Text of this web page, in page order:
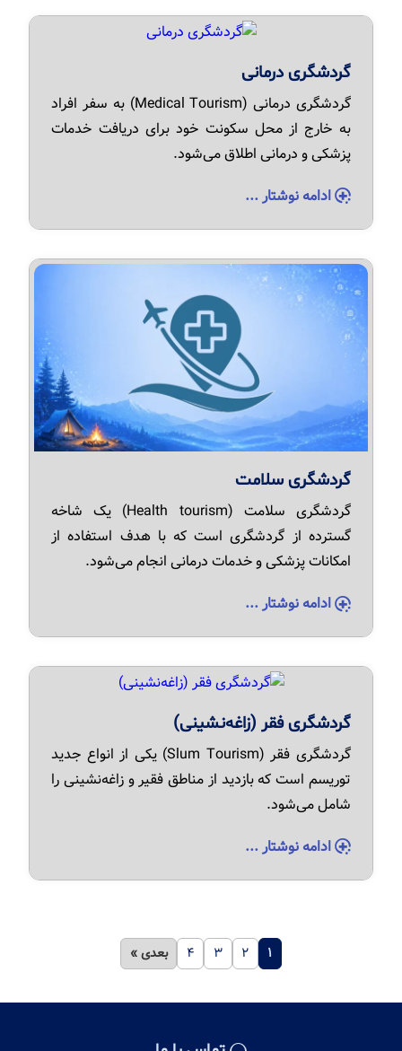
گردشگری درمانی
گردشگری درمانی (Medical Tourism) به سفر افراد
به خارج از محل سکونت خود برای دریافت خدمات
پزشکی و درمانی اطلاق می‌شود.
ادامه نوشتار ...
گردشگری سلامت
گردشگری سلامت (Health tourism) یک شاخه
گسترده از گردشگری است که با هدف استفاده از
امکانات پزشکی و خدمات درمانی انجام می‌شود.
ادامه نوشتار ...
گردشگری فقر (زاغه‌نشینی)
گردشگری فقر (Slum Tourism) یکی از انواع جدید
توریسم است که بازدید از مناطق فقیر و زاغه‌نشینی را
شامل می‌شود.
ادامه نوشتار ...
۱ ۲ ۳ ۴ بعدی »